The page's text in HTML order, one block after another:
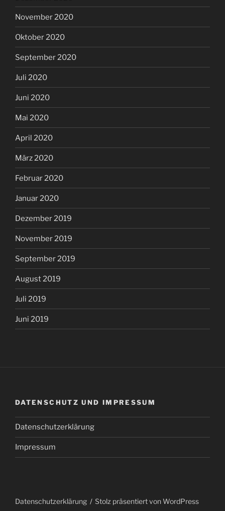
November 2020
Oktober 2020
September 2020
Juli 2020
Juni 2020
Mai 2020
April 2020
März 2020
Februar 2020
Januar 2020
Dezember 2019
November 2019
September 2019
August 2019
Juli 2019
Juni 2019
DATENSCHUTZ UND IMPRESSUM
Datenschutzerklärung
Impressum
Datenschutzerklärung Stolz präsentiert von WordPress